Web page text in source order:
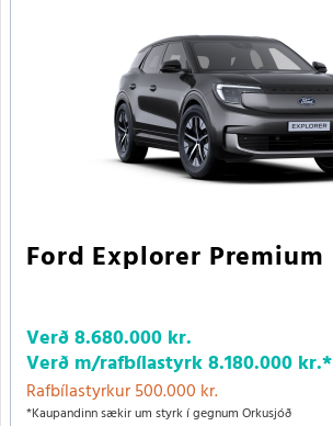
Ford Explorer Premium
Verð8.680.000 kr.
Verð m/rafbílastyrk8.180.000 kr.*
Rafbílastyrkur 500.000 kr.
*Kaupandinn sækir um styrk í gegnum Orkusjóð